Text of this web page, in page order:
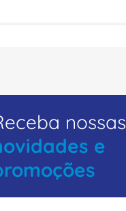
nossas
e